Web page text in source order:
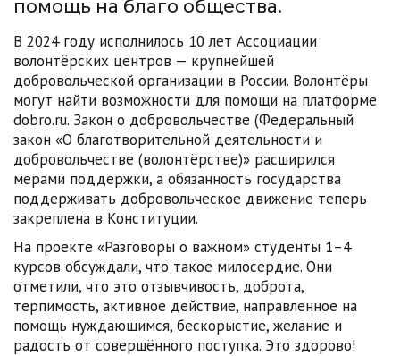
помощь на благо общества.
В 2024 году исполнилось 10 лет Ассоциации
волонтёрских центров — крупнейшей
добровольческой организации в России. Волонтёры
могут найти возможности для помощи на платформе
dobro.ru. Закон о добровольчестве (Федеральный
закон «О благотворительной деятельности и
добровольчестве (волонтёрстве)» расширился
мерами поддержки, а обязанность государства
поддерживать добровольческое движение теперь
закреплена в Конституции.
На проекте «Разговоры о важном» студенты 1–4
курсов обсуждали, что такое милосердие. Они
отметили, что это отзывчивость, доброта,
терпимость, активное действие, направленное на
помощь нуждающимся, бескорыстие, желание и
радость от совершённого поступка. Это здорово!